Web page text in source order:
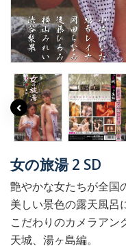
女の旅湯 2 SD
艶やかな女たちが全国
美しい景色の露天風呂
こだわりのカメラアン
天城、湯ヶ島編。